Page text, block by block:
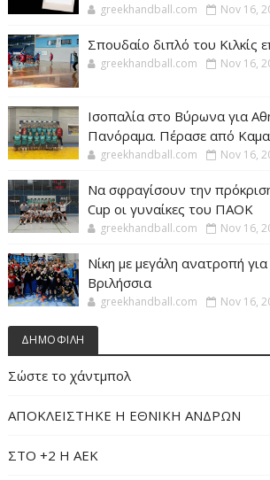
greekhandball.com Nov 16,
Σπουδαίο διπλό του Κιλκίς
greekhandball.com Nov 16,
Ισοπαλία στο Βύρωνα για
Πανόραμα. Πέρασε από
greekhandball.com Nov 16,
Να σφραγίσουν την
Cup οι γυναίκες του ΠΑΟΚ
greekhandball.com Nov 16,
Νίκη με μεγάλη ανατροπή
Βριλήσσια
greekhandball.com Nov 16,
ΔΗΜΟΦΙΛΗ
Σώστε το χάντμπολ
ΑΠΟΚΛΕΙΣΤΗΚΕ Η ΕΘΝΙΚΗ ΑΝΔΡΩΝ
ΣΤΟ +2 Η ΑΕΚ